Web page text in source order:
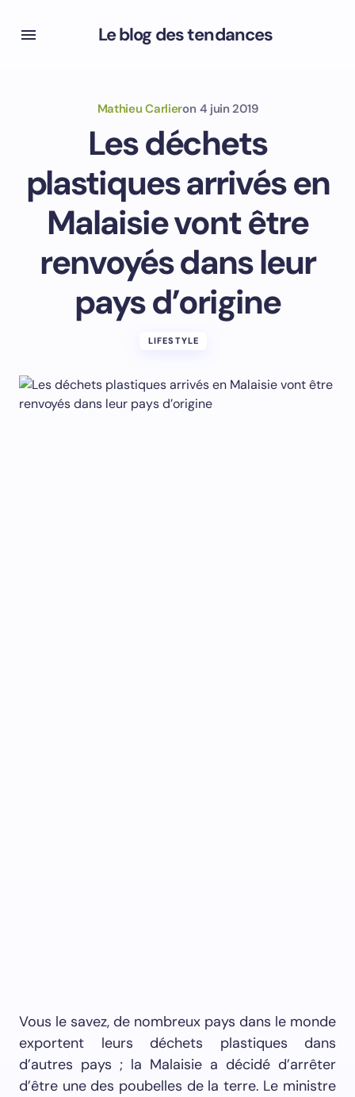
Le blog des tendances
Mathieu Carlieron 4 juin 2019
Les déchets
plastiques arrivés en
Malaisie vont être
renvoyés dans leur
pays d’origine
LIFESTYLE
Vous le savez, de nombreux pays dans le monde
exportent leurs déchets plastiques dans
d’autres pays ; la Malaisie a décidé d’arrêter
d’être une des poubelles de la terre. Le ministre